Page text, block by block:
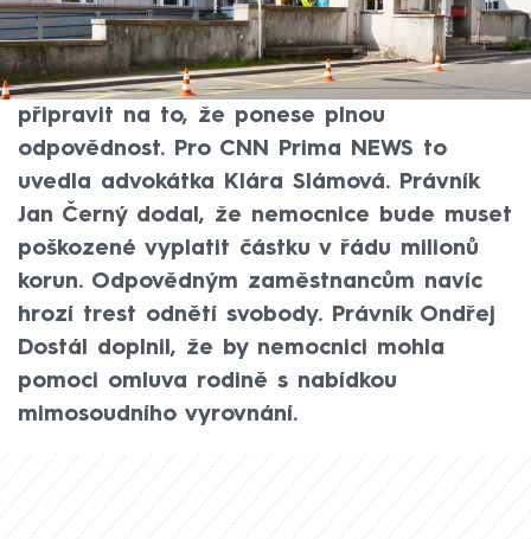
Pražská nemocnice Bulovka, kde došlo v
pondělí k záměně pacientek a jedné z nich
byl omylem proveden potrat, se musí
připravit na to, že ponese plnou
odpovědnost. Pro CNN Prima NEWS to
uvedla advokátka Klára Slámová. Právník
Jan Černý dodal, že nemocnice bude muset
poškozené vyplatit částku v řádu milionů
korun. Odpovědným zaměstnancům navíc
hrozí trest odnětí svobody. Právník Ondřej
Dostál doplnil, že by nemocnici mohla
pomoci omluva rodině s nabídkou
mimosoudního vyrovnání.